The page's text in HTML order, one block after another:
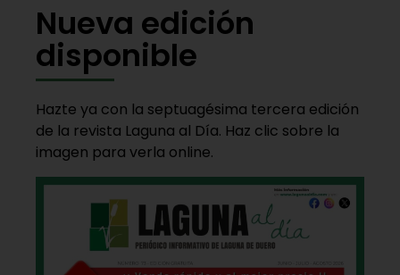
Nueva edición
disponible
Hazte ya con la septuagésima tercera edición
de la revista Laguna al Día. Haz clic sobre la
imagen para verla online.